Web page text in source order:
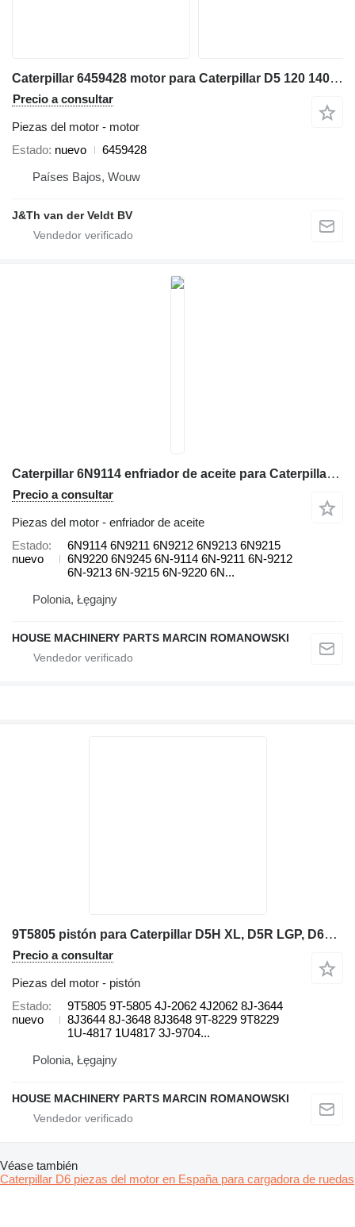
Caterpillar 6459428 motor para Caterpillar D5 120 140 950 962 D6N C7.1 950M 962M 140GC 950GC cargadora de ruedas
Precio a consultar
Piezas del motor - motor
Estado nuevo
6459428
Países Bajos, Wouw
J&Th van der Veldt BV
Caterpillar 6N9114 enfriador de aceite para Caterpillar D8H 950F, D6H, D6H II, D7H 3408, 824C, 988B, D8K, D8L 245, 3408, cargadora de ruedas
Precio a consultar
Piezas del motor - enfriador de aceite
Estado
nuevo
6N9114 6N9211 6N9212 6N9213 6N9215
6N9220 6N9245 6N-9114 6N-9211 6N-9212
6N-9213 6N-9215 6N-9220 6N...
Polonia, Łęgajny
HOUSE MACHINERY PARTS MARCIN ROMANOWSKI
9T5805 pistón para Caterpillar D5H XL, D5R LGP, D6H, D6H XL, D6H XR, D6N, D6N LGP, D6R, D6R cargadora de ruedas
Precio a consultar
Piezas del motor - pistón
Estado
nuevo
9T5805 9T-5805 4J-2062 4J2062 8J-3644
8J3644 8J-3648 8J3648 9T-8229 9T8229
1U-4817 1U4817 3J-9704...
Polonia, Łęgajny
HOUSE MACHINERY PARTS MARCIN ROMANOWSKI
Véase también
Caterpillar D6 piezas del motor en España para cargadora de ruedas